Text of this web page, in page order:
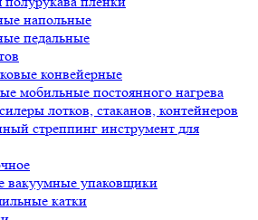
напольные
педальные
конвейерные
мобильные постоянного нагрева
лотков, стаканов, контейнеров
стреппинг инструмент для
вакуумные упаковщики
катки